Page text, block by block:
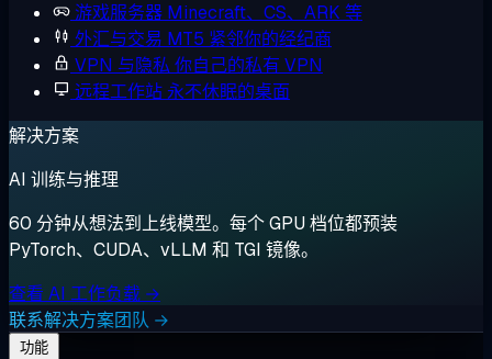
游戏服务器 Minecraft、CS、ARK 等
外汇与交易 MT5 紧邻你的经纪商
VPN 与隐私 你自己的私有 VPN
远程工作站 永不休眠的桌面
解决方案
AI 训练与推理
60 分钟从想法到上线模型。每个 GPU 档位都预装
PyTorch、CUDA、vLLM 和 TGI 镜像。
查看 AI 工作负载 →
联系解决方案团队 →